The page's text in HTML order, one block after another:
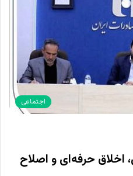
اجتماعی
اخلاق حرفه‌ای و اصلاح